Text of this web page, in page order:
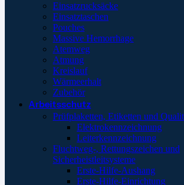
Einsatzrucksäcke
Einsatztaschen
Pouches
Massive Hemorrhage
Atemweg
Atmung
Kreislauf
Wärmeerhalt
Zubehör
Arbeitsschutz
Prüfplaketten, Etiketten und
Elektrokennzeichnung
Leiterkennzeichnung
Fluchtweg-, Rettungszeichen und
Sicherheistleitsysteme
Erste-Hilfe-Aushang
Erste-Hilfe-Einrichtung